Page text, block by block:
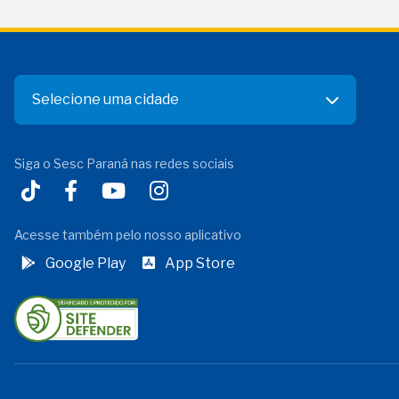
Selecione uma cidade
Siga o Sesc Paraná nas redes sociais
Acesse também pelo nosso aplicativo
Google Play App Store